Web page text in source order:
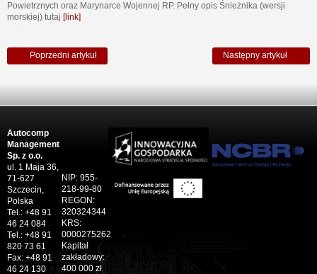
Powietrznych oraz Marynarce Wojennej RP. Pełny opis Śnieżnika (wersji
morskiej) tutaj [link]
Poprzedni artykuł Następny artykuł
Autocomp
Management
Sp. z o.o.
ul. 1 Maja 36,
71-627
Szczecin,
Polska
Tel.: +48 91
46 24 084
Tel.: +48 91
820 73 61
Fax: +48 91
46 24 130
NIP: 955-
218-99-80
REGON:
320324344
KRS:
0000275262
Kapitał
zakładowy:
400 000 zł